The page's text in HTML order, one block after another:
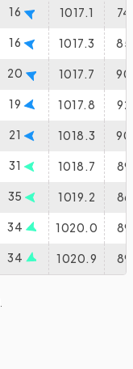
16 1017.1 74
16 1017.3 85
20 1017.7 90
19 1017.8 92
21 1018.3 90
31 1018.7 89
35 1019.2 86
34 1020.0 89
34 1020.9 89